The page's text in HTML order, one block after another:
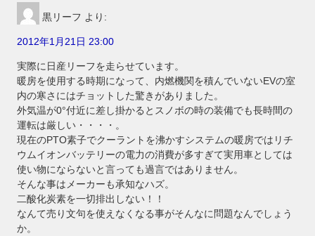
黒リーフ より:
2012年1月21日 23:00
実際に日産リーフを走らせています。
暖房を使用する時期になって、内燃機関を積んでいないEVの室
内の寒さにはチョットした驚きがありました。
外気温が0°付近に差し掛かるとスノボの時の装備でも長時間の
運転は厳しい・・・・。
現在のPTO素子でクーラントを沸かすシステムの暖房ではリチ
ウムイオンバッテリーの電力の消費が多すぎて実用車としては
使い物にならないと言っても過言ではありません。
そんな事はメーカーも承知なハズ。
二酸化炭素を一切排出しない！！
なんて売り文句を使えなくなる事がそんなに問題なんでしょう
か。